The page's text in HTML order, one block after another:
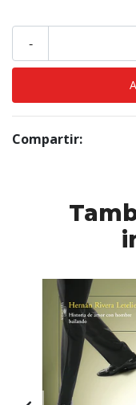
-
Compartir: